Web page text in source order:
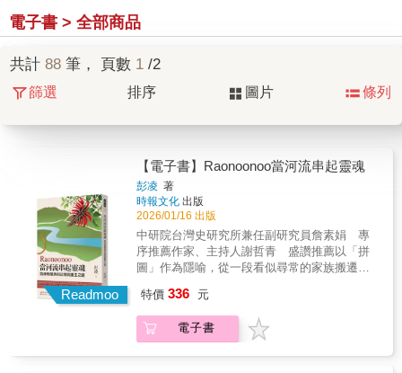
電子書 > 全部商品
共計 88 筆， 頁數 1 /2
篩選 排序 圖片 條列
Readmoo
【電子書】Raonoonoo當河流串起靈魂
彭凌 著
時報文化 出版
2026/01/16 出版
中研院台灣史研究所兼任副研究員詹素娟 專
序推薦作家、主持人謝哲青 盛讚推薦以「拼
圖」作為隱喻，從一段看似尋常的家族搬遷記
祖源線索。童年在關渡平原的河畔密林抓蝦、
撿起白石的片刻，被重新理解為祖靈悄悄放入
掌心的第一堂課：記憶與歸屬並非抽象概念，
特價 336 元
電子書